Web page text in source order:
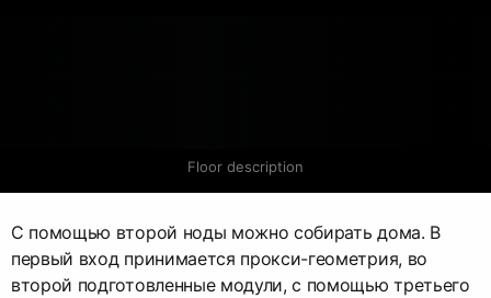
Floor description
С помощью второй ноды можно собирать дома. В
первый вход принимается прокси-геометрия, во
второй подготовленные модули, с помощью третьего